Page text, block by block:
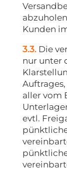
Kunden
3.3. Die
nur unter
aller vom
evtl.